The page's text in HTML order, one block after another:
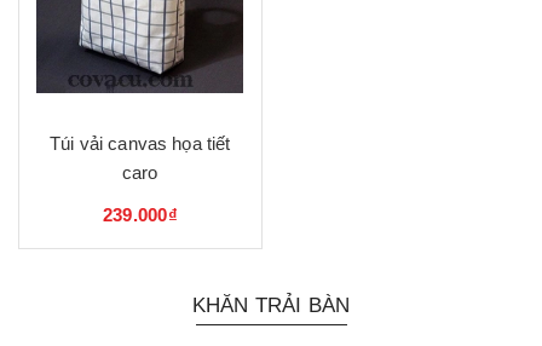
Túi vải canvas họa tiết
caro
239.000₫
KHĂN TRẢI BÀN